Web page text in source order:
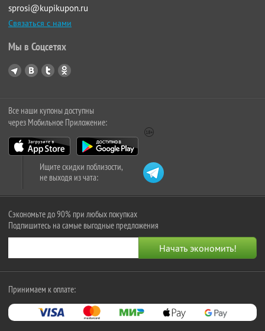
sprosi@kupikupon.ru
Связаться с нами
Мы в Соцсетях
Все наши купоны доступны
через Мобильное Приложение:
Ищите скидки поблизости,
не выходя из чата:
Сэкономьте до 90% при любых покупках
Подпишитесь на самые выгодные предложения
Принимаем к оплате: